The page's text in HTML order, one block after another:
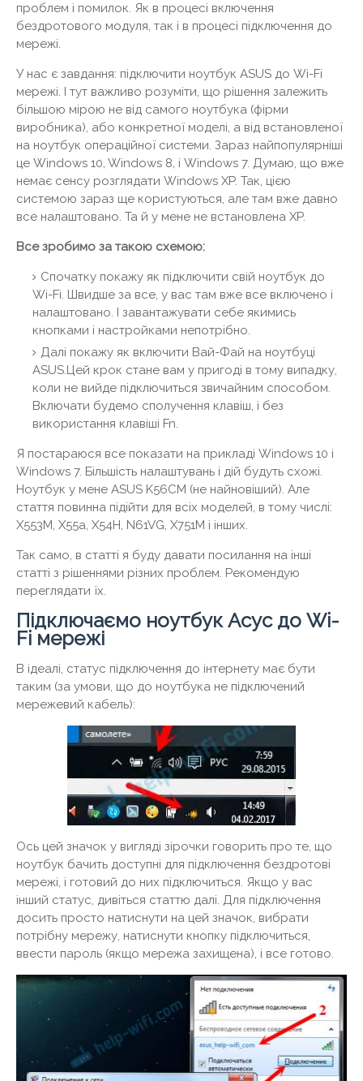
проблем і помилок. Як в процесі включення
бездротового модуля, так і в процесі підключення до
мережі.
У нас є завдання: підключити ноутбук ASUS до Wi-Fi
мережі. І тут важливо розуміти, що рішення залежить
більшою мірою не від самого ноутбука (фірми
виробника), або конкретної моделі, а від встановленої
на ноутбук операційної системи. Зараз найпопулярніші
це Windows 10, Windows 8, і Windows 7. Думаю, що вже
немає сенсу розглядати Windows XP. Так, цією
системою зараз ще користуються, але там вже давно
все налаштовано. Та й у мене не встановлена ​​XP.
Все зробимо за такою схемою:
Спочатку покажу як підключити свій ноутбук до
Wi-Fi. Швидше за все, у вас там вже все включено і
налаштовано. І завантажувати себе якимись
кнопками і настройками непотрібно.
Далі покажу як включити Вай-Фай на ноутбуці
ASUS.Цей крок стане вам у пригоді в тому випадку,
коли не вийде підключиться звичайним способом.
Включати будемо сполучення клавіш, і без
використання клавіші Fn.
Я постараюся все показати на прикладі Windows 10 і
Windows 7. Більшість налаштувань і дій будуть схожі.
Ноутбук у мене ASUS K56CM (не найновіший). Але
стаття повинна підійти для всіх моделей, в тому числі:
X553M, X55a, X54H, N61VG, X751M і інших.
Так само, в статті я буду давати посилання на інші
статті з рішеннями різних проблем. Рекомендую
переглядати їх.
Підключаємо ноутбук Асус до Wi-
Fi мережі
В ідеалі, статус підключення до інтернету має бути
таким (за умови, що до ноутбука не підключений
мережевий кабель):
Ось цей значок у вигляді зірочки говорить про те, що
ноутбук бачить доступні для підключення бездротові
мережі, і готовий до них підключиться. Якщо у вас
інший статус, дивіться статтю далі. Для підключення
досить просто натиснути на цей значок, вибрати
потрібну мережу, натиснути кнопку підключиться,
ввести пароль (якщо мережа захищена), і все готово.